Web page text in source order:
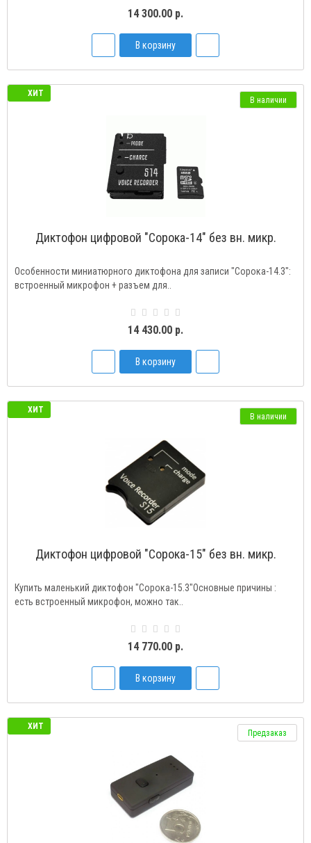
14 300.00 р.
В корзину
ХИТ
В наличии
Диктофон цифровой "Сорока-14" без вн. микр.
Особенности миниатюрного диктофона для записи "Сорока-14.3":
встроенный микрофон + разъем для..
14 430.00 р.
В корзину
ХИТ
В наличии
Диктофон цифровой "Сорока-15" без вн. микр.
Купить маленький диктофон "Сорока-15.3"Основные причины :
есть встроенный микрофон, можно так..
14 770.00 р.
В корзину
ХИТ
Предзаказ